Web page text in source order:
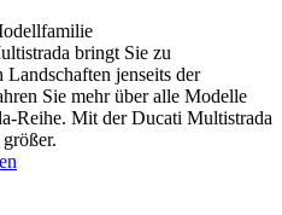
bringt Sie zu
Landschaften jenseits der
Sie mehr über alle Modelle
Reihe. Mit der Ducati Multistrada